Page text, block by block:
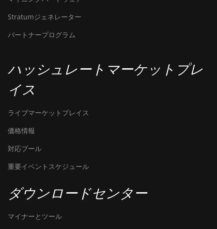
Stratumジェネレーター
パートナープログラム
ハッシュレートマーケットプレ
イス
ライブマーケットプレイス
価格情報
対応プール
重要イベントスケジュール
ダウンロードセンター
マイナーとツール